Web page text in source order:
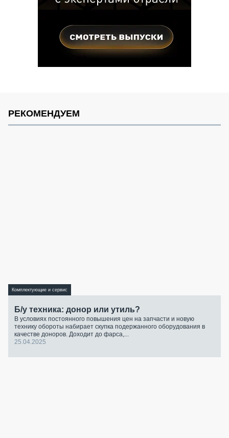
РЕКОМЕНДУЕМ
Комплектующие и сервис
Б/у техника: донор или утиль?
В условиях постоянного повышения цен на запчасти и новую
технику обороты набирает скупка подержанного оборудования в
качестве доноров. Доходит до фарса,...
25.04.2025